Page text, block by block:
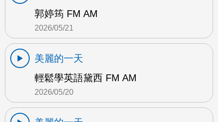
郭婷筠 FM AM
2026/05/21
美麗的一天
輕鬆學英語黛西 FM AM
2026/05/20